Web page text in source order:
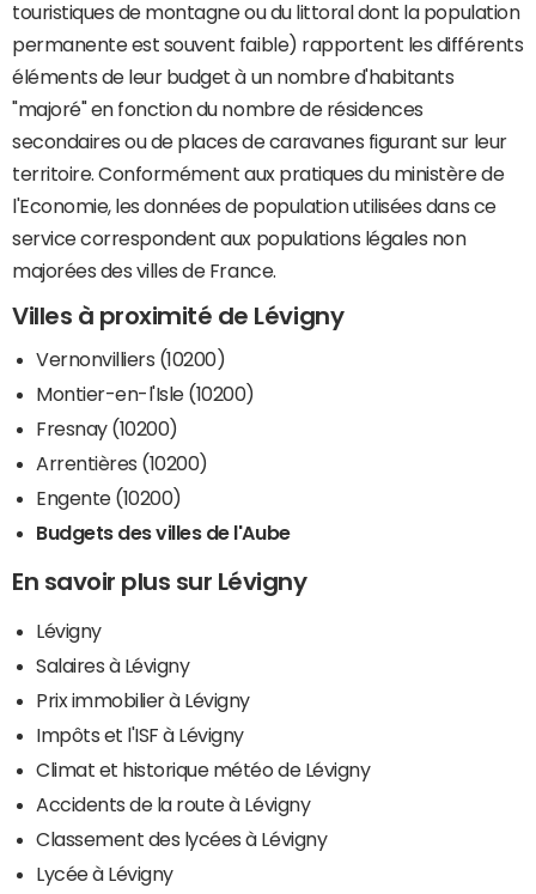
touristiques de montagne ou du littoral dont la population
permanente est souvent faible) rapportent les différents
éléments de leur budget à un nombre d'habitants
"majoré" en fonction du nombre de résidences
secondaires ou de places de caravanes figurant sur leur
territoire. Conformément aux pratiques du ministère de
l'Economie, les données de population utilisées dans ce
service correspondent aux populations légales non
majorées des villes de France.
Villes à proximité de Lévigny
Vernonvilliers (10200)
Montier-en-l'Isle (10200)
Fresnay (10200)
Arrentières (10200)
Engente (10200)
Budgets des villes de l'Aube
En savoir plus sur Lévigny
Lévigny
Salaires à Lévigny
Prix immobilier à Lévigny
Impôts et l'ISF à Lévigny
Climat et historique météo de Lévigny
Accidents de la route à Lévigny
Classement des lycées à Lévigny
Lycée à Lévigny